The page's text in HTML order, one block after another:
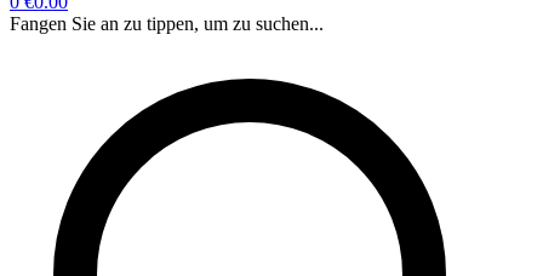
Fangen Sie an zu tippen, um zu suchen...